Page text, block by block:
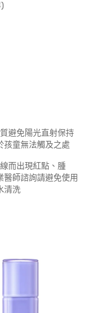
避免陽光直射保持
孩童無法觸及之處
而出現紅點、腫
醫師諮詢請避免使用
清洗